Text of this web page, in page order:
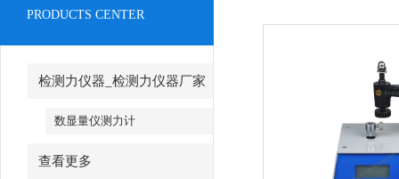
PRODUCTS CENTER
检测力仪器_检测力仪器厂家
数显量仪测力计
查看更多